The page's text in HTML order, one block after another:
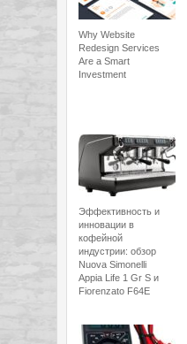
Why Website
Redesign Services
Are a Smart
Investment
Эффективность и
инновации в
кофейной
индустрии: обзор
Nuova Simonelli
Appia Life 1 Gr S и
Fiorenzato F64E